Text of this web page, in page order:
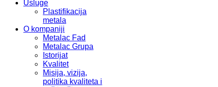
Usluge
Plastifikacija
metala
O kompaniji
Metalac Fad
Metalac Grupa
Istorijat
Kvalitet
Misija, vizija,
politika kvaliteta i